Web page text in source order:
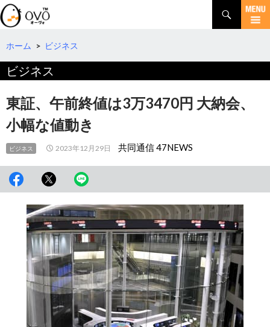
検
索
コ
テ
へ
移
動
ホーム > ビジネス
ビジネス
東証、午前終値は3万3470円 大納会、
小幅な値動き
ビジネス 2023年12月29日 共同通信 47NEWS